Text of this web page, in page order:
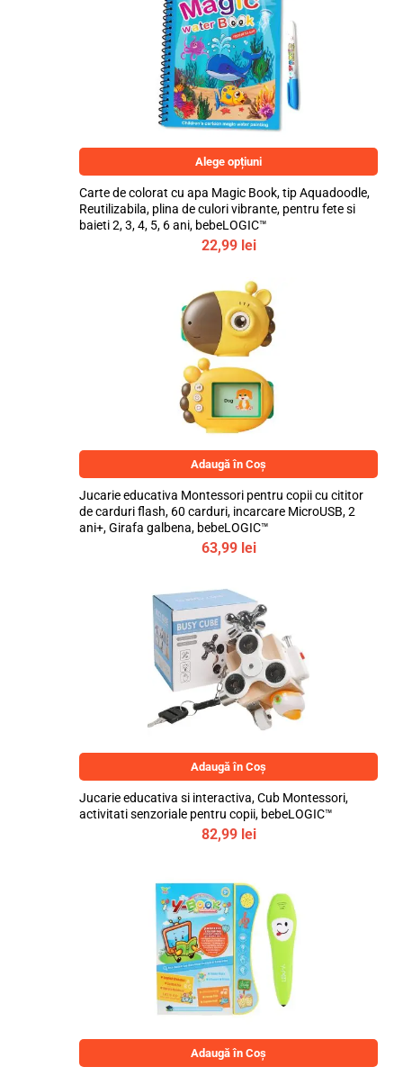
Alege opțiuni
Carte de colorat cu apa Magic Book, tip Aquadoodle,
Reutilizabila, plina de culori vibrante, pentru fete si
baieti 2, 3, 4, 5, 6 ani, bebeLOGIC™
22,99 lei
Adaugă în Coș
Jucarie educativa Montessori pentru copii cu cititor
de carduri flash, 60 carduri, incarcare MicroUSB, 2
ani+, Girafa galbena, bebeLOGIC™
63,99 lei
Adaugă în Coș
Jucarie educativa si interactiva, Cub Montessori,
activitati senzoriale pentru copii, bebeLOGIC™
82,99 lei
Adaugă în Coș